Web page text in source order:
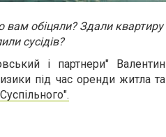
вам обіцяли? Здали квартиру
сусідів?
і партнери" Валентин
під час оренди житла та